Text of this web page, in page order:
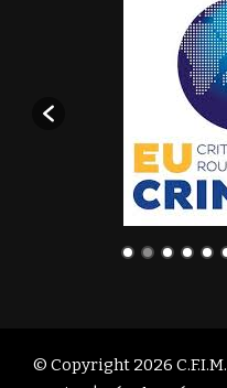
© Copyright 2026 C.F.I.M.